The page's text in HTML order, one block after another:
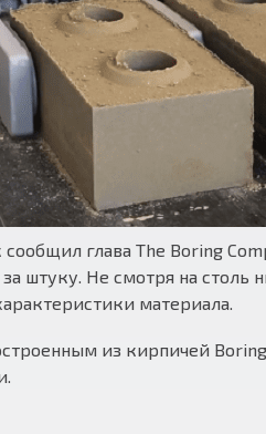
глава The Boring
штуку. Не смотря на столь
материала.
из кирпичей Boring